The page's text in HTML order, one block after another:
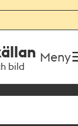
bild
Meny